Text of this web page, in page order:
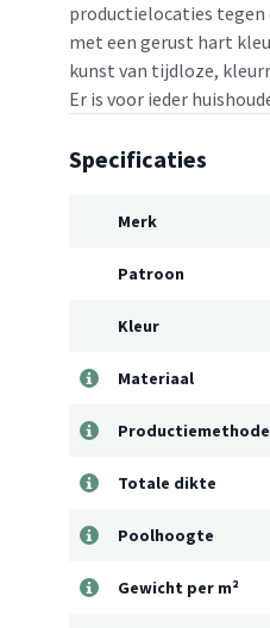
productielocaties tegen
met een gerust hart
kunst van tijdloze,
Er is voor ieder
Specificaties
Merk
Patroon
Kleur
Materiaal
Productiemethode
Totale dikte
Poolhoogte
Gewicht per m²